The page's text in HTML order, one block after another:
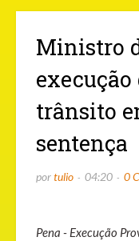
Ministro
execução
trânsito
sentença
portulio 04:20 0
Pena - Execução